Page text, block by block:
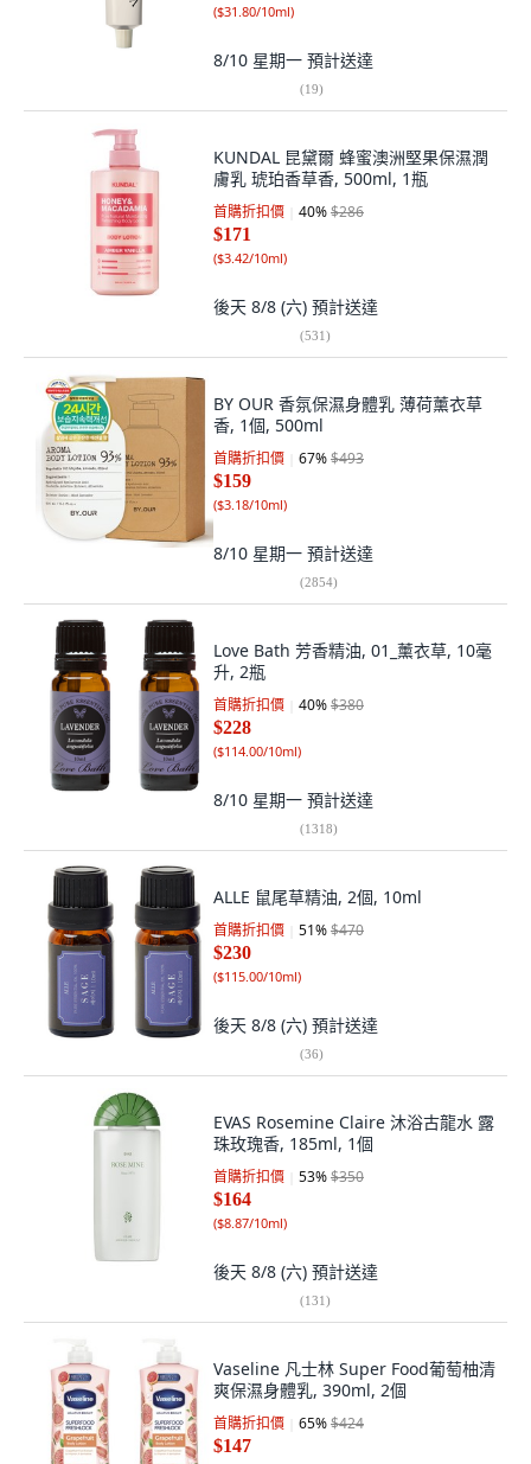
($31.80/10ml)
8/10 星期一 預計送達
(19)
KUNDAL 昆黛爾 蜂蜜澳洲堅果保濕潤
膚乳 琥珀香草香, 500ml, 1瓶
首購折扣價 40%$286
$171
($3.42/10ml)
後天 8/8 (六) 預計送達
(531)
BY OUR 香氛保濕身體乳 薄荷薰衣草
香, 1個, 500ml
首購折扣價 67%$493
$159
($3.18/10ml)
8/10 星期一 預計送達
(2854)
Love Bath 芳香精油, 01_薰衣草, 10毫
升, 2瓶
首購折扣價 40%$380
$228
($114.00/10ml)
8/10 星期一 預計送達
(1318)
ALLE 鼠尾草精油, 2個, 10ml
首購折扣價 51%$470
$230
($115.00/10ml)
後天 8/8 (六) 預計送達
(36)
EVAS Rosemine Claire 沐浴古龍水 露
珠玫瑰香, 185ml, 1個
首購折扣價 53%$350
$164
($8.87/10ml)
後天 8/8 (六) 預計送達
(131)
Vaseline 凡士林 Super Food葡萄柚清
爽保濕身體乳, 390ml, 2個
首購折扣價 65%$424
$147